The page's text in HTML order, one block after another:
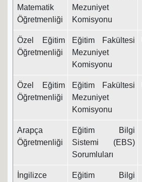
Matematik
Öğretmenliği
Mezuniyet
Komisyonu
Özel Eğitim
Öğretmenliği
Eğitim Fakültesi
Mezuniyet
Komisyonu
Özel Eğitim
Öğretmenliği
Eğitim Fakültesi
Mezuniyet
Komisyonu
Arapça
Öğretmenliği
Eğitim Bilgi
Sistemi (EBS)
Sorumluları
İngilizce
Eğitim Bilgi